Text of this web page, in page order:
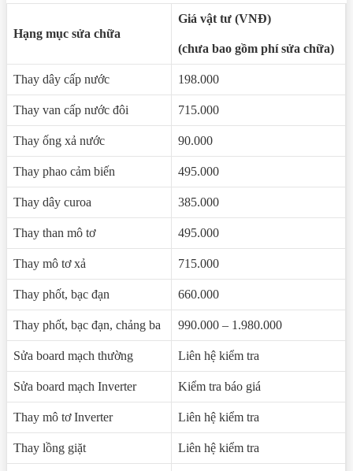
Hạng mục sửa chữa
Giá vật tư (VNĐ)
(chưa bao gồm phí sửa chữa)
Thay dây cấp nước 198.000
Thay van cấp nước đôi 715.000
Thay ống xả nước 90.000
Thay phao cảm biến 495.000
Thay dây curoa 385.000
Thay than mô tơ 495.000
Thay mô tơ xả 715.000
Thay phốt, bạc đạn 660.000
Thay phốt, bạc đạn, chảng ba 990.000 – 1.980.000
Sửa board mạch thường Liên hệ kiểm tra
Sửa board mạch Inverter Kiểm tra báo giá
Thay mô tơ Inverter Liên hệ kiểm tra
Thay lồng giặt Liên hệ kiểm tra